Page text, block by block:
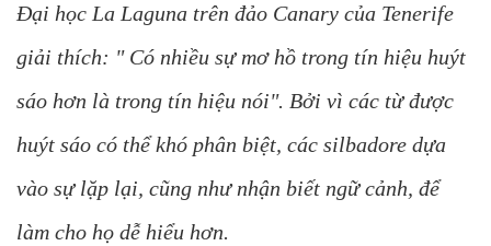
Đại học La Laguna trên đảo Canary của Tenerife
giải thích: " Có nhiều sự mơ hồ trong tín hiệu huýt
sáo hơn là trong tín hiệu nói". Bởi vì các từ được
huýt sáo có thể khó phân biệt, các silbadore dựa
vào sự lặp lại, cũng như nhận biết ngữ cảnh, để
làm cho họ dễ hiểu hơn.